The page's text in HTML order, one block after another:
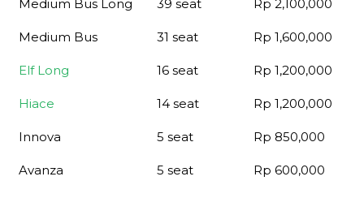
Medium Bus Long 39 seat Rp 2,100,000
Medium Bus 31 seat Rp 1,600,000
Elf Long 16 seat Rp 1,200,000
Hiace 14 seat Rp 1,200,000
Innova 5 seat Rp 850,000
Avanza 5 seat Rp 600,000